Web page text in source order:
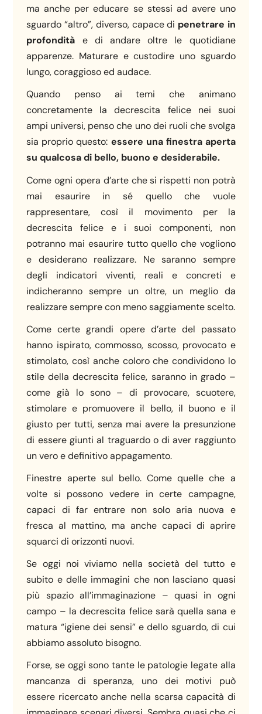
ma anche per educare se stessi ad avere uno
sguardo “altro”, diverso, capace di penetrare in
profondità e di andare oltre le quotidiane
apparenze. Maturare e custodire uno sguardo
lungo, coraggioso ed audace.
Quando penso ai temi che animano
concretamente la decrescita felice nei suoi
ampi universi, penso che uno dei ruoli che svolga
sia proprio questo: essere una finestra aperta
su qualcosa di bello, buono e desiderabile.
Come ogni opera d’arte che si rispetti non potrà
mai esaurire in sé quello che vuole
rappresentare, così il movimento per la
decrescita felice e i suoi componenti, non
potranno mai esaurire tutto quello che vogliono
e desiderano realizzare. Ne saranno sempre
degli indicatori viventi, reali e concreti e
indicheranno sempre un oltre, un meglio da
realizzare sempre con meno saggiamente scelto.
Come certe grandi opere d’arte del passato
hanno ispirato, commosso, scosso, provocato e
stimolato, così anche coloro che condividono lo
stile della decrescita felice, saranno in grado –
come già lo sono – di provocare, scuotere,
stimolare e promuovere il bello, il buono e il
giusto per tutti, senza mai avere la presunzione
di essere giunti al traguardo o di aver raggiunto
un vero e definitivo appagamento.
Finestre aperte sul bello. Come quelle che a
volte si possono vedere in certe campagne,
capaci di far entrare non solo aria nuova e
fresca al mattino, ma anche capaci di aprire
squarci di orizzonti nuovi.
Se oggi noi viviamo nella società del tutto e
subito e delle immagini che non lasciano quasi
più spazio all’immaginazione – quasi in ogni
campo – la decrescita felice sarà quella sana e
matura “igiene dei sensi” e dello sguardo, di cui
abbiamo assoluto bisogno.
Forse, se oggi sono tante le patologie legate alla
mancanza di speranza, uno dei motivi può
essere ricercato anche nella scarsa capacità di